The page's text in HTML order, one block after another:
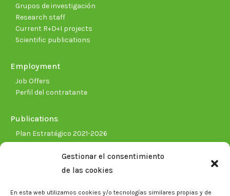
Gestionar el consentimiento
de las cookies
En esta web utilizamos cookies y/o tecnologías similares propias y de
Grupos de investigación
Research staff
Current R+D+I projects
Scientific publications
Employment
Job Offers
Perfil del contratante
Publications
Plan Estratégico 2021-2026
Memorias corporativas
Biblioteca. Repositorio CITAREA